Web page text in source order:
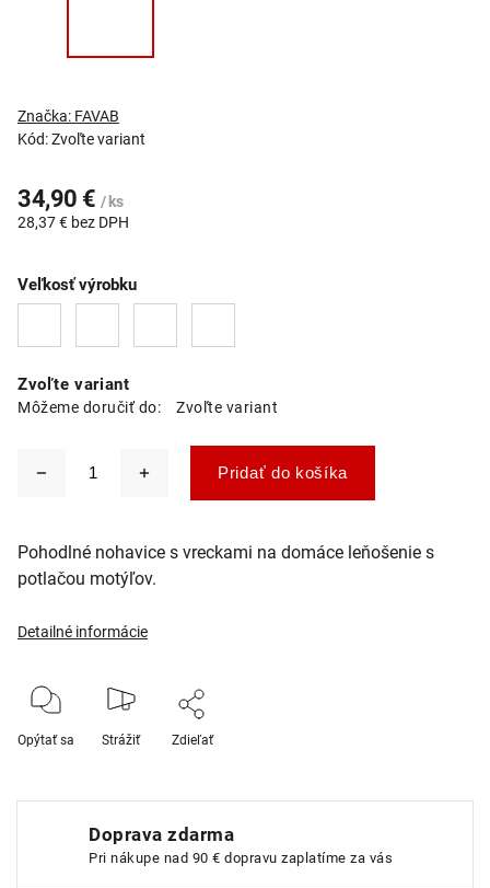
Kód:Zvoľte variant
Značka: FAVAB
34,90 € / ks
28,37 € bez DPH
Zvoľte variant
Môžeme doručiť do: Zvoľte variant
Veľkosť výrobku
Pridať do košíka
Pohodlné nohavice s vreckami na domáce leňošenie s
potlačou motýľov.
Detailné informácie
Opýtať sa Strážiť Zdieľať
Doprava zdarma
Pri nákupe nad 90 € dopravu zaplatíme za vás